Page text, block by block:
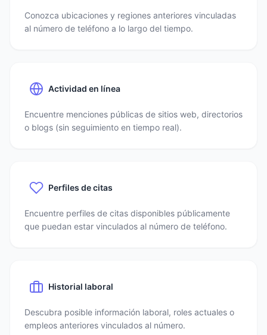
Conozca ubicaciones y regiones anteriores vinculadas
al número de teléfono a lo largo del tiempo.
Actividad en línea
Encuentre menciones públicas de sitios web, directorios
o blogs (sin seguimiento en tiempo real).
Perfiles de citas
Encuentre perfiles de citas disponibles públicamente
que puedan estar vinculados al número de teléfono.
Historial laboral
Descubra posible información laboral, roles actuales o
empleos anteriores vinculados al número.